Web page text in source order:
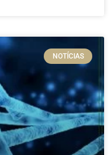
NOTÍCIAS